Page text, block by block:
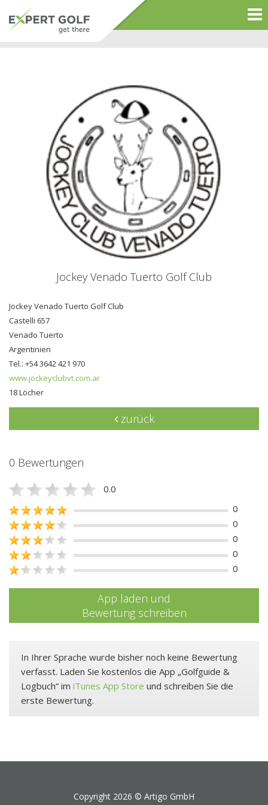
Jockey Venado Tuerto Golf Club
Jockey Venado Tuerto Golf Club
Castelli 657
Venado Tuerto
Argentinien
Tel.: +54 3642 421 970
www.jockeyclubvt.com.ar
18 Löcher
zurück
0 Bewertungen
0.0
0
0
0
0
0
App laden und
Bewertung schreiben
In Ihrer Sprache wurde bisher noch keine Bewertung
verfasst. Laden Sie kostenlos die App „Golfguide &
Logbuch“ im iTunes App Store und schreiben Sie die
erste Bewertung.
Copyright 2026 © Artigo GmbH